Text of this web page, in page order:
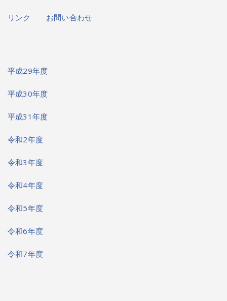
リンク お問い合わせ
平成29年度
平成30年度
平成31年度
令和2年度
令和3年度
令和4年度
令和5年度
令和6年度
令和7年度